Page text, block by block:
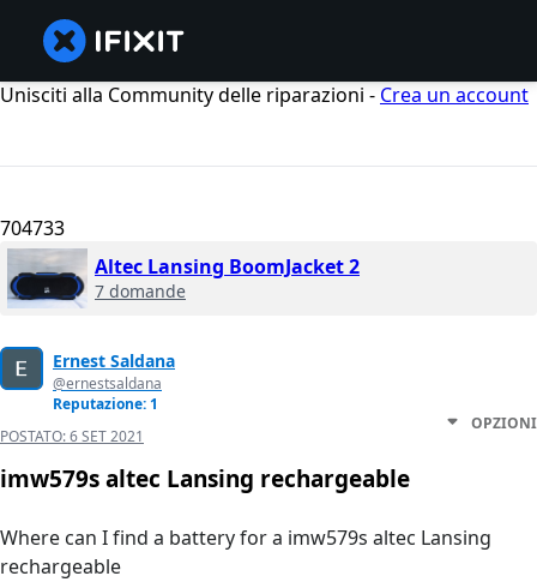
Unisciti alla Community delle riparazioni - Crea un account
704733
Altec Lansing BoomJacket 2
7 domande
Ernest Saldana
@ernestsaldana
Reputazione: 1
POSTATO:6 SET 2021
OPZIONI
imw579s altec Lansing rechargeable
Where can I find a battery for a imw579s altec Lansing
rechargeable